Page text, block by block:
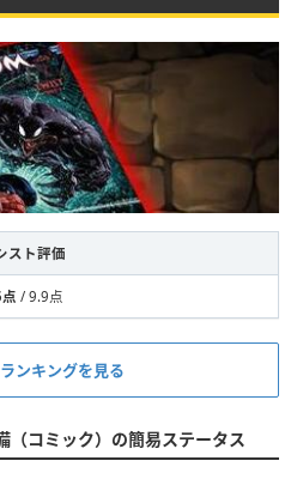
スト評価
/ 9.9点
ンキングを見る
（コミック）の簡易ステータス